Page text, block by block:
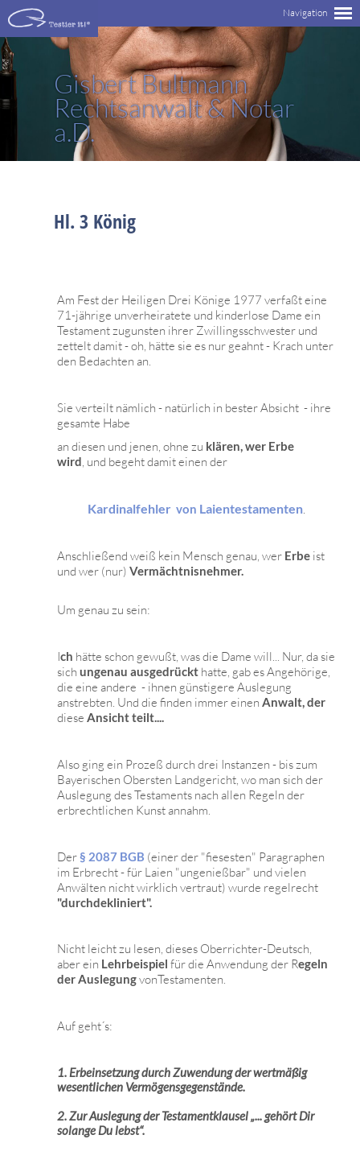
Gisbert Bultmann
Rechtsanwalt & Notar
a.D.
Hl. 3 König
Am Fest der Heiligen Drei Könige 1977 verfaßt eine
71-jährige unverheiratete und kinderlose Dame ein
Testament zugunsten ihrer Zwillingsschwester und
zettelt damit - oh, hätte sie es nur geahnt - Krach unter
den Bedachten an.
Sie verteilt nämlich - natürlich in bester Absicht - ihre
gesamte Habe
an diesen und jenen, ohne zu klären, wer Erbe
wird, und begeht damit einen der
Kardinalfehler von Laientestamenten.
Anschließend weiß kein Mensch genau, wer Erbe ist
und wer (nur) Vermächtnisnehmer.
Um genau zu sein:
Ich hätte schon gewußt, was die Dame will... Nur, da sie
sich ungenau ausgedrückt hatte, gab es Angehörige,
die eine andere - ihnen günstigere Auslegung
anstrebten. Und die finden immer einen Anwalt, der
diese Ansicht teilt....
Also ging ein Prozeß durch drei Instanzen - bis zum
Bayerischen Obersten Landgericht, wo man sich der
Auslegung des Testaments nach allen Regeln der
erbrechtlichen Kunst annahm.
Der§ 2087 BGB (einer der "fiesesten" Paragraphen
im Erbrecht - für Laien "ungenießbar" und vielen
Anwälten nicht wirklich vertraut) wurde regelrecht
"durchdekliniert".
Nicht leicht zu lesen, dieses Oberrichter-Deutsch,
aber ein Lehrbeispiel für die Anwendung der Regeln
der AuslegungvonTestamenten.
Auf geht´s:
1. Erbeinsetzung durch Zuwendung der wertmäßig
wesentlichen Vermögensgegenstände.
2. Zur Auslegung der Testamentklausel „... gehört Dir
solange Du lebst“.